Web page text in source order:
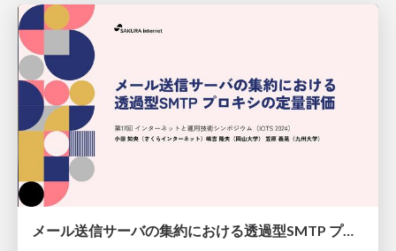
メール送信サーバの集約における透過型SMTP プロキシの定量評価 / Quantitative Evaluation of Transparent SMTP Proxy in Email Sending Server Aggregation